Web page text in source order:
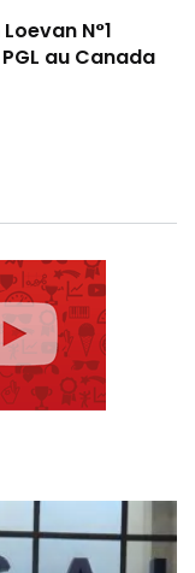
N°1
au Canada